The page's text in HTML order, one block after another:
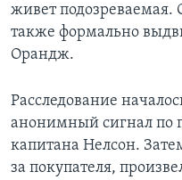
живет подозреваемая.
также формально
Орандж.
Расследование
анонимный сигнал по
капитана Нелсон.
за покупателя,